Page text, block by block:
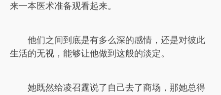
来一本医术准备观看起来。
他们之间到底是有多么深的感情，还是对彼此
生活的无视，能够让他做到这般的淡定。
她既然给凌召霆说了自己去了商场，那她总得